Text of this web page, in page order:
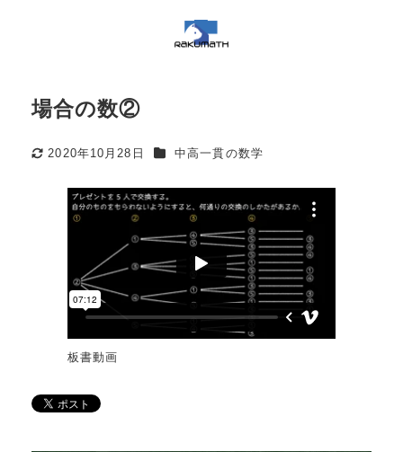
場合の数②
更新日
2020年10月28日 カテゴリー
中高一貫の数学
板書動画